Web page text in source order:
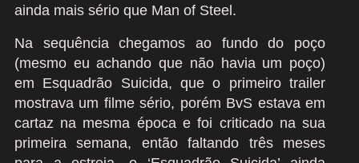
ainda mais sério que Man of Steel.
Na sequência chegamos ao fundo do poço
(mesmo eu achando que não havia um poço)
em Esquadrão Suicida, que o primeiro trailer
mostrava um filme sério, porém BvS estava em
cartaz na mesma época e foi criticado na sua
primeira semana, então faltando três meses